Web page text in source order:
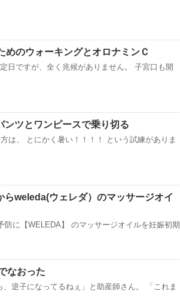
めのウォーキングとオロナミンＣ
日ですが、全く兆候がありません。 子宮口も開
ンツとワンピースで乗り切る
は、 とにかく暑い！！！！ という試練がありま
らweleda(ウェレダ）のマッサージオイ
防に【WELEDA】 のマッサージオイルを妊娠初期
なおった
逆子になってるねぇ」と助産師さん。 「これま